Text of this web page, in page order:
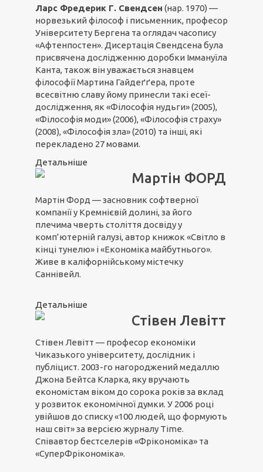
Ларс Фредерик Г. Свендсен (нар. 1970) —
норвезький філософ і письменник, професор
Університету Бергена та оглядач часопису
«Афтенпостен». Дисертація Свендсена була
присвячена дослідженню доробки Іммануїла
Канта, також він уважається знавцем
філософії Мартина Гайдеґґера, проте
всесвітню славу йому принесли такі есеї-
дослідження, як «Філософія нудьги» (2005),
«Філософія моди» (2006), «Філософія страху»
(2008), «Філософія зла» (2010) та інші, які
перекладено 27 мовами.
Детальніше
Мартін ФОРД
Мартін Форд — засновник софтверної
компанії у Кремнієвій долині, за його
плечима чверть століття досвіду у
комп’ютерній галузі, автор книжок «Світло в
кінці тунелю» і «Економіка майбутнього».
Живе в каліфорнійському містечку
Саннівейл.
Детальніше
Стівен Левітт
Стівен Левітт — професор економіки
Чиказького університету, дослідник і
публіцист. 2003-го нагороджений медаллю
Джона Бейтса Кларка, яку вручають
економістам віком до сорока років за вклад
у розвиток економічної думки. У 2006 році
увійшов до списку «100 людей, що формують
наш світ» за версією журналу Time.
Співавтор бестселерів «Фрікономіка» та
«СуперФрікономіка».